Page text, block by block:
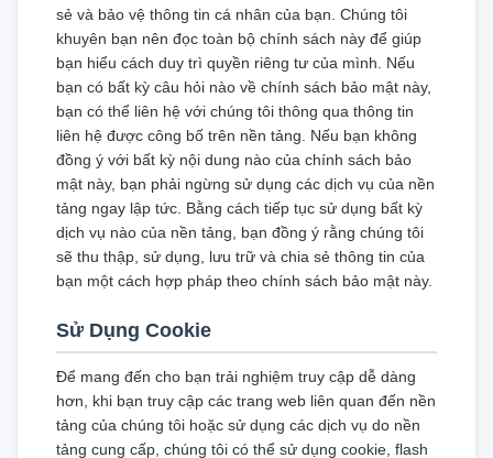
sẻ và bảo vệ thông tin cá nhân của bạn. Chúng tôi
khuyên bạn nên đọc toàn bộ chính sách này để giúp
bạn hiểu cách duy trì quyền riêng tư của mình. Nếu
bạn có bất kỳ câu hỏi nào về chính sách bảo mật này,
bạn có thể liên hệ với chúng tôi thông qua thông tin
liên hệ được công bố trên nền tảng. Nếu bạn không
đồng ý với bất kỳ nội dung nào của chính sách bảo
mật này, bạn phải ngừng sử dụng các dịch vụ của nền
tảng ngay lập tức. Bằng cách tiếp tục sử dụng bất kỳ
dịch vụ nào của nền tảng, bạn đồng ý rằng chúng tôi
sẽ thu thập, sử dụng, lưu trữ và chia sẻ thông tin của
bạn một cách hợp pháp theo chính sách bảo mật này.
Sử Dụng Cookie
Để mang đến cho bạn trải nghiệm truy cập dễ dàng
hơn, khi bạn truy cập các trang web liên quan đến nền
tảng của chúng tôi hoặc sử dụng các dịch vụ do nền
tảng cung cấp, chúng tôi có thể sử dụng cookie, flash